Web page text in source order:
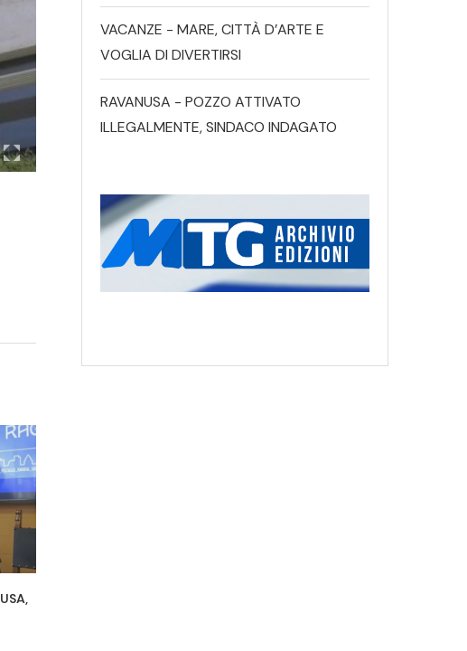
VACANZE - MARE, CITTÀ D’ARTE E
VOGLIA DI DIVERTIRSI
RAVANUSA - POZZO ATTIVATO
ILLEGALMENTE, SINDACO INDAGATO